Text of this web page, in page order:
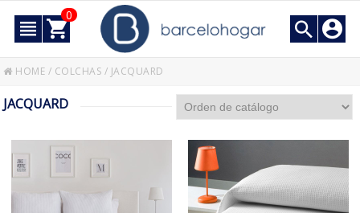
0
HOME / COLCHAS / JACQUARD
JACQUARD